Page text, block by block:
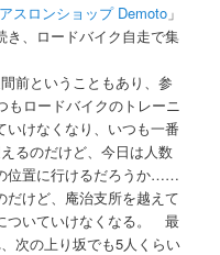
スロンショップ Demoto 」
、ロードバイク自走で集
前ということもあり、参
ロードバイクのトレーニ
いけなくなり、いつも一番
るのだけど、今日は人数
位置に行けるだろうか……
けど、庵治支所を越えて
ついていけなくなる。 最
次の上り坂でも5人くらい